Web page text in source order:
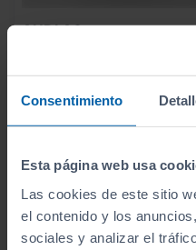
Consentimiento
Esta página web usa
Las cookies de este sitio
el contenido y los
sociales y analizar el
AUDI A6
CERO